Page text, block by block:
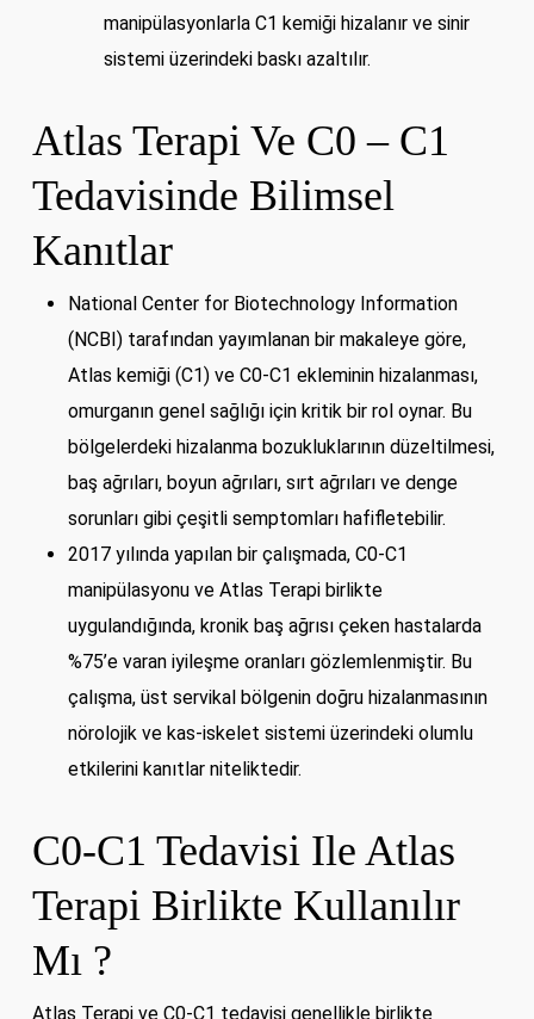
manipülasyonlarla C1 kemiği hizalanır ve sinir
sistemi üzerindeki baskı azaltılır.
Atlas Terapi Ve C0 – C1
Tedavisinde Bilimsel
Kanıtlar
National Center for Biotechnology Information
(NCBI) tarafından yayımlanan bir makaleye göre,
Atlas kemiği (C1) ve C0-C1 ekleminin hizalanması,
omurganın genel sağlığı için kritik bir rol oynar. Bu
bölgelerdeki hizalanma bozukluklarının düzeltilmesi,
baş ağrıları, boyun ağrıları, sırt ağrıları ve denge
sorunları gibi çeşitli semptomları hafifletebilir.
2017 yılında yapılan bir çalışmada, C0-C1
manipülasyonu ve Atlas Terapi birlikte
uygulandığında, kronik baş ağrısı çeken hastalarda
%75’e varan iyileşme oranları gözlemlenmiştir. Bu
çalışma, üst servikal bölgenin doğru hizalanmasının
nörolojik ve kas-iskelet sistemi üzerindeki olumlu
etkilerini kanıtlar niteliktedir.
C0-C1 Tedavisi Ile Atlas
Terapi Birlikte Kullanılır
Mı ?
Atlas Terapi ve C0-C1 tedavisi genellikle birlikte